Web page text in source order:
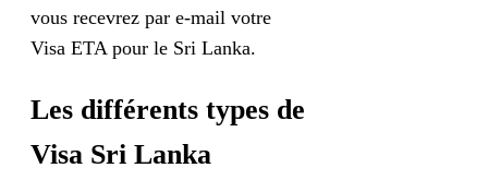
vous recevrez par e-mail votre
Visa ETA pour le Sri Lanka.
Les différents types de
Visa Sri Lanka